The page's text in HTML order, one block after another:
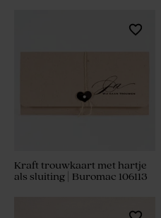
Kraft trouwkaart met hartje
als sluiting | Buromac 106113